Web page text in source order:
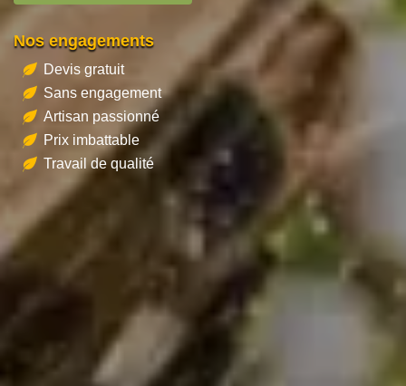
Nos engagements
Devis gratuit
Sans engagement
Artisan passionné
Prix imbattable
Travail de qualité